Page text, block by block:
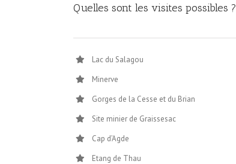
Quelles sont les visites possibles ?
Lac du Salagou
Minerve
Gorges de la Cesse et du Brian
Site minier de Graissesac
Cap d’Agde
Etang de Thau